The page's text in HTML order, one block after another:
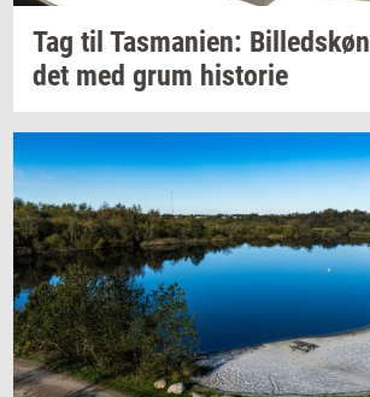
Tag til Tas­ma­ni­en: Bil­leds­køn
det med grum hi­sto­rie